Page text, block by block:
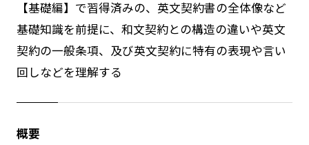
【基礎編】で習得済みの、英文契約書の全体像など
基礎知識を前提に、和文契約との構造の違いや英文
契約の一般条項、及び英文契約に特有の表現や言い
回しなどを理解する
概要